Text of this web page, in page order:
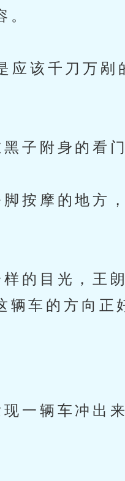
该千刀万剐
子附身的看
按摩的地方
的目光，王
辆车的方向
一辆车冲出